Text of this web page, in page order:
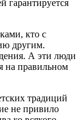
гарантируется
кто с
другим.
А эти люди
на правильном
традиций
не привило